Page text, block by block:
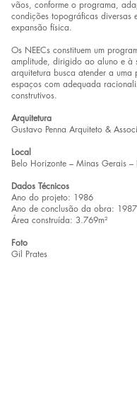
vãos, conforme o programa,
condições topográficas diversas
expansão física.
Os NEECs constituem um
amplitude, dirigido ao aluno e à
arquitetura busca atender a
espaços com adequada
construtivos.
Arquitetura
Gustavo Penna Arquiteto &
Local
Belo Horizonte – Minas Gerais –
Dados Técnicos
Ano do projeto: 1986
Ano de conclusão da obra: 1987
Área construída: 3.769m²
Foto
Gil Prates